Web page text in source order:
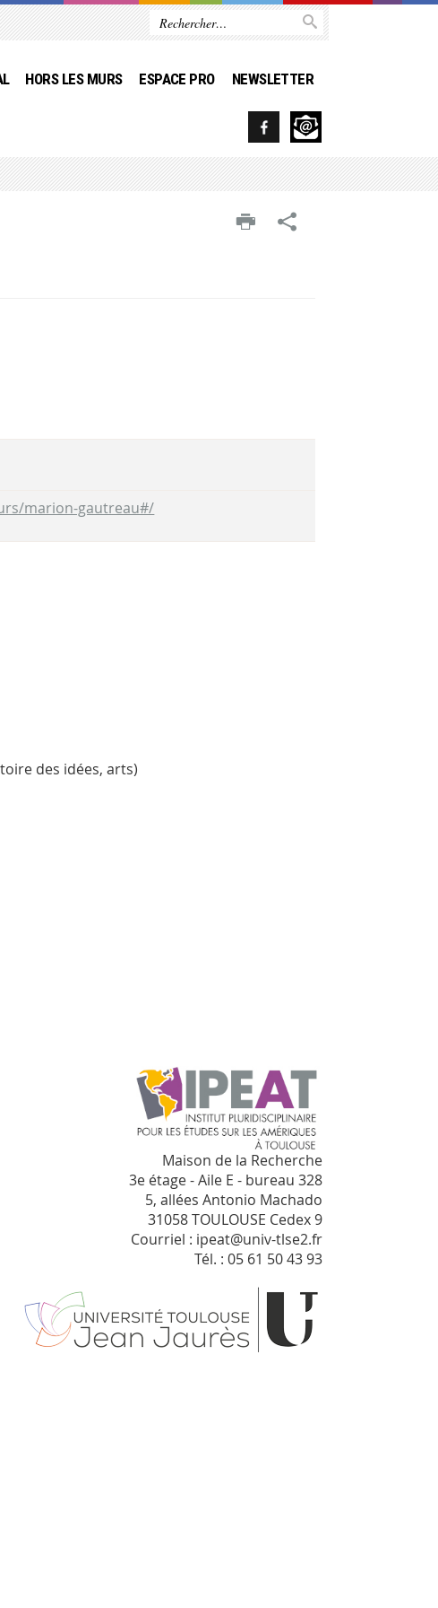
HORS LES MURS ESPACE PRO NEWSLETTER
marion-gautreau#/
des idées, arts)
Maison de la Recherche
3e étage - Aile E - bureau 328
5, allées Antonio Machado
31058 TOULOUSE Cedex 9
Courriel : ipeat@univ-tlse2.fr
Tél. : 05 61 50 43 93